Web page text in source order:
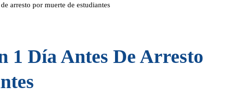
arresto por muerte de estudiantes
1 Día Antes De Arresto